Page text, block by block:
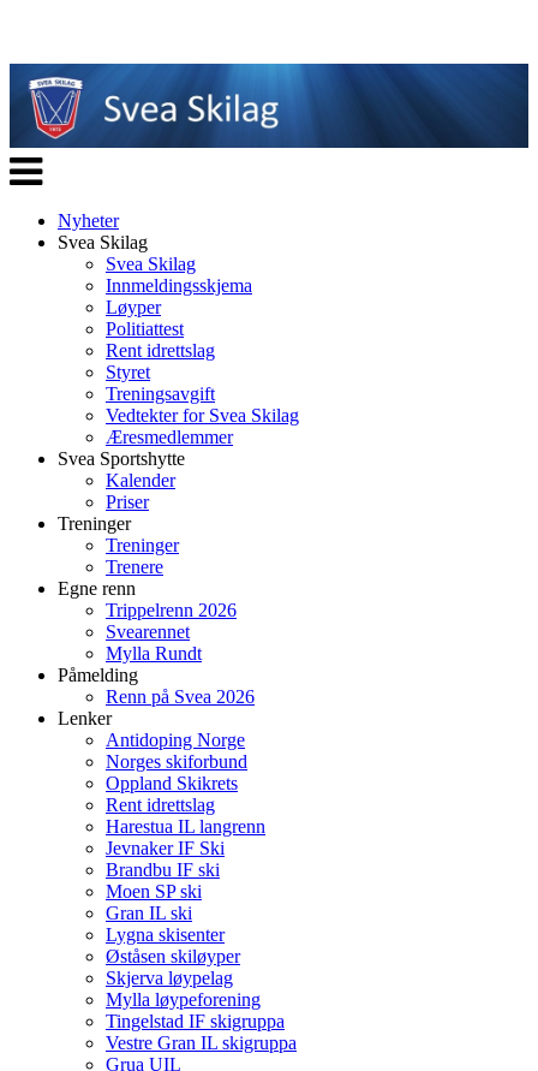
Veksle
navigasjon
Nyheter
Svea Skilag
Svea Skilag
Innmeldingsskjema
Løyper
Politiattest
Rent idrettslag
Styret
Treningsavgift
Vedtekter for Svea Skilag
Æresmedlemmer
Svea Sportshytte
Kalender
Priser
Treninger
Treninger
Trenere
Egne renn
Trippelrenn 2026
Svearennet
Mylla Rundt
Påmelding
Renn på Svea 2026
Lenker
Antidoping Norge
Norges skiforbund
Oppland Skikrets
Rent idrettslag
Harestua IL langrenn
Jevnaker IF Ski
Brandbu IF ski
Moen SP ski
Gran IL ski
Lygna skisenter
Øståsen skiløyper
Skjerva løypelag
Mylla løypeforening
Tingelstad IF skigruppa
Vestre Gran IL skigruppa
Grua UIL